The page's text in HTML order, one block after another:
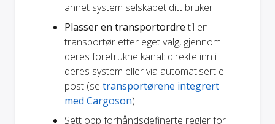
annet system selskapet ditt bruker
Plasser en transportordre til en
transportør etter eget valg, gjennom
deres foretrukne kanal: direkte inn i
deres system eller via automatisert e-
post (se transportørene integrert
med Cargoson)
Sett opp forhåndsdefinerte regler for